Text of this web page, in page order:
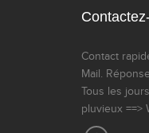
Contact
Mail.
Tous les
pluvieux ==>